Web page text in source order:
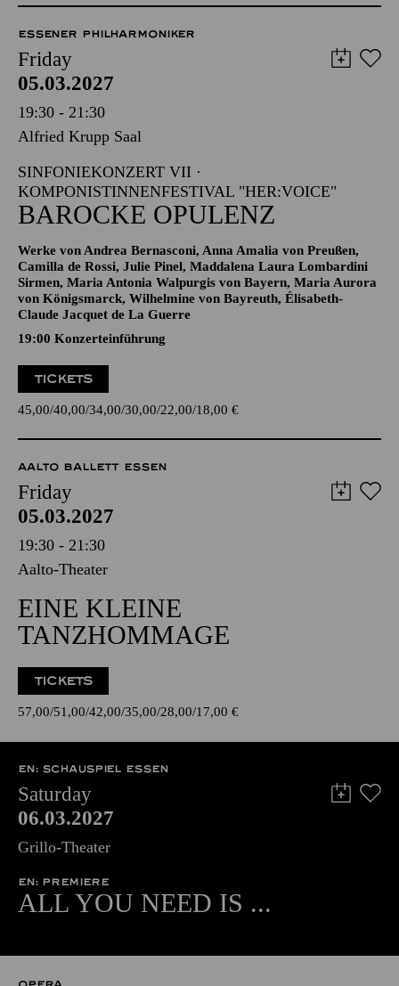
ESSENER PHILHARMONIKER
Friday
05.03.2027
19:30 - 21:30
Alfried Krupp Saal
SINFONIEKONZERT VII ·
KOMPONISTINNENFESTIVAL "HER:VOICE"
BAROCKE OPULENZ
Werke von Andrea Bernasconi, Anna Amalia von Preußen,
Camilla de Rossi, Julie Pinel, Maddalena Laura Lombardini
Sirmen, Maria Antonia Walpurgis von Bayern, Maria Aurora
von Königsmarck, Wilhelmine von Bayreuth, Élisabeth-
Claude Jacquet de La Guerre
19:00 Konzerteinführung
TICKETS
45,00 40,00 34,00 30,00 22,00 18,00 €
AALTO BALLETT ESSEN
Friday
05.03.2027
19:30 - 21:30
Aalto-Theater
EINE KLEINE
TANZHOMMAGE
TICKETS
57,00 51,00 42,00 35,00 28,00 17,00 €
EN: SCHAUSPIEL ESSEN
Saturday
06.03.2027
Grillo-Theater
EN: PREMIERE
ALL YOU NEED IS ...